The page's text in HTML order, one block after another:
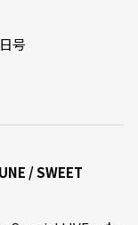
号
/ SWEET